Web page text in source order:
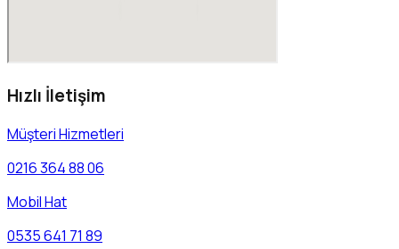
Hızlı İletişim
Müşteri Hizmetleri
0216 364 88 06
Mobil Hat
0535 641 71 89